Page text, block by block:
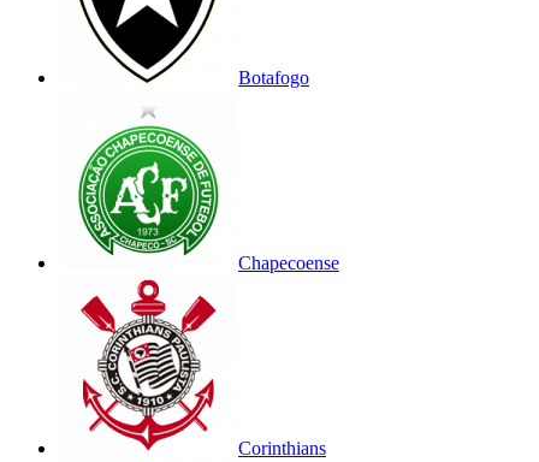
Botafogo
Chapecoense
Corinthians